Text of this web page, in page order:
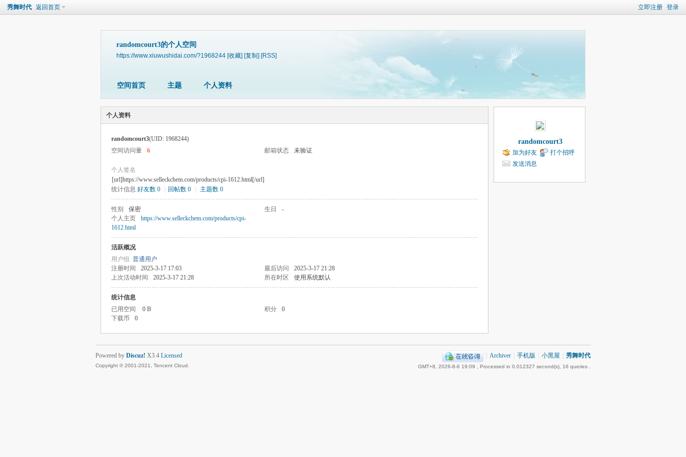
立即注册 登录
秀舞时代 返回首页
randomcourt3的个人空间
https://www.xiuwushidai.com/?1968244 [收藏] [复制] [RSS]
空间首页 主题 个人资料
个人资料
randomcourt3(UID: 1968244)
空间访问量
6 邮箱状态 未验证
个人签名
[url]https://www.selleckchem.com/products/cpi-1612.html[/url]
统计信息 好友数 0 回帖数 0 主题数 0
性别 保密 生日
-
个人主页
https://www.selleckchem.com/products/cpi-
1612.html
活跃概况
用户组 普通用户
注册时间
2025-3-17 17:03 最后访问
2025-3-17 21:28
上次活动时间
2025-3-17 21:28 所在时区 使用系统默认
统计信息
已用空间
0 B 积分
0
下载币
0
randomcourt3
加为好友
打个招呼
发送消息
Archiver 手机版 小黑屋 秀舞时代
GMT+8, 2026-8-6 19:09 , Processed in 0.012327 second(s), 16 queries .
Powered by Discuz! X3.4 Licensed
Copyright © 2001-2021, Tencent Cloud.